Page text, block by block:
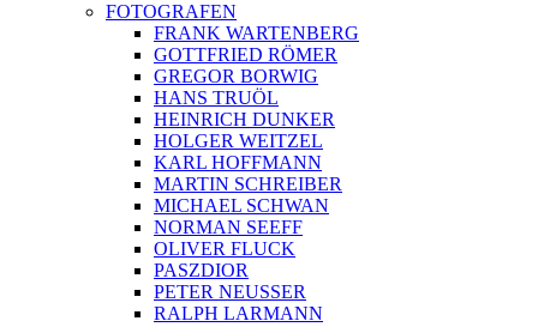
FOTOGRAFEN
FRANK WARTENBERG
GOTTFRIED RÖMER
GREGOR BORWIG
HANS TRUÖL
HEINRICH DUNKER
HOLGER WEITZEL
KARL HOFFMANN
MARTIN SCHREIBER
MICHAEL SCHWAN
NORMAN SEEFF
OLIVER FLUCK
PASZDIOR
PETER NEUSSER
RALPH LARMANN